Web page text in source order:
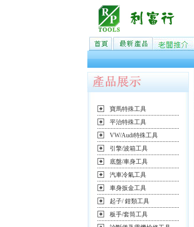
寶馬特殊工具
平治特殊工具
VW/Audi特殊工具
引擎/波箱工具
底盤/車身工具
汽車冷氣工具
車身扳金工具
起子/ 鉗類工具
板手/套筒工具